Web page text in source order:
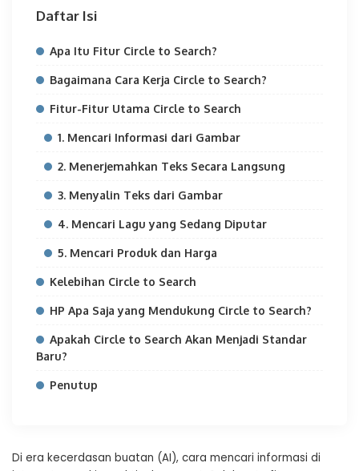
Daftar Isi
Apa Itu Fitur Circle to Search?
Bagaimana Cara Kerja Circle to Search?
Fitur-Fitur Utama Circle to Search
1. Mencari Informasi dari Gambar
2. Menerjemahkan Teks Secara Langsung
3. Menyalin Teks dari Gambar
4. Mencari Lagu yang Sedang Diputar
5. Mencari Produk dan Harga
Kelebihan Circle to Search
HP Apa Saja yang Mendukung Circle to Search?
Apakah Circle to Search Akan Menjadi Standar
Baru?
Penutup
Di era kecerdasan buatan (AI), cara mencari informasi di